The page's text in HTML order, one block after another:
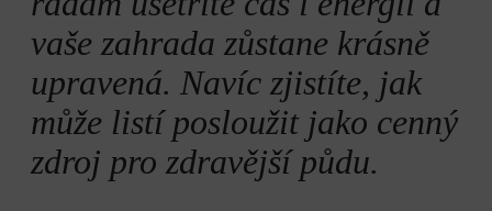
vaše zahrada zůstane krásně
upravená. Navíc zjistíte, jak
může listí posloužit jako cenný
zdroj pro zdravější půdu.